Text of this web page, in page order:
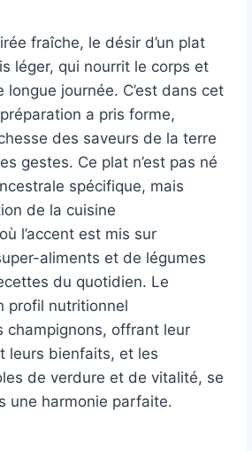
fraîche, le désir d’un plat
léger, qui nourrit le corps et
longue journée. C’est dans cet
a pris forme,
des saveurs de la terre
gestes. Ce plat n’est pas né
spécifique, mais
de la cuisine
l’accent est mis sur
aliments et de légumes
du quotidien. Le
profil nutritionnel
champignons, offrant leur
leurs bienfaits, et les
de verdure et de vitalité, se
une harmonie parfaite.